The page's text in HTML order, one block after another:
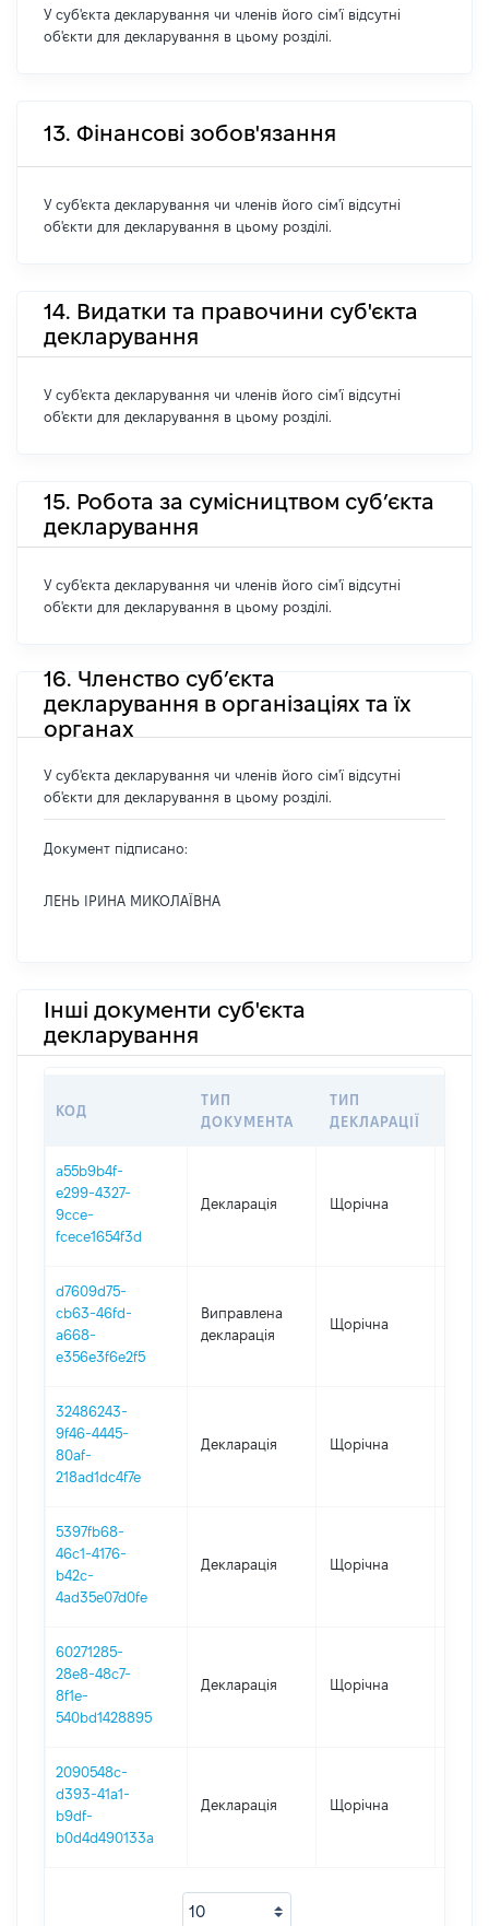
У суб'єкта декларування чи членів його сім'ї відсутні
об'єкти для декларування в цьому розділі.
13. Фінансові зобов'язання
У суб'єкта декларування чи членів його сім'ї відсутні
об'єкти для декларування в цьому розділі.
14. Видатки та правочини суб'єкта
декларування
У суб'єкта декларування чи членів його сім'ї відсутні
об'єкти для декларування в цьому розділі.
15. Робота за сумісництвом суб’єкта
декларування
У суб'єкта декларування чи членів його сім'ї відсутні
об'єкти для декларування в цьому розділі.
16. Членство суб’єкта
декларування в організаціях та їх
органах
У суб'єкта декларування чи членів його сім'ї відсутні
об'єкти для декларування в цьому розділі.
Документ підписано:
ЛЕНЬ ІРИНА МИКОЛАЇВНА
Інші документи суб'єкта
декларування
КОД
ТИП
ДОКУМЕНТА
ТИП
ДЕКЛАРАЦІЇ
a55b9b4f-
e299-4327-
9cce-
fcece1654f3d
Декларація Щорічна
d7609d75-
cb63-46fd-
a668-
e356e3f6e2f5
Виправлена
декларація
Щорічна
32486243-
9f46-4445-
80af-
218ad1dc4f7e
Декларація Щорічна
5397fb68-
46c1-4176-
b42c-
4ad35e07d0fe
Декларація Щорічна
60271285-
28e8-48c7-
8f1e-
540bd1428895
Декларація Щорічна
2090548c-
d393-41a1-
b9df-
b0d4d490133a
Декларація Щорічна